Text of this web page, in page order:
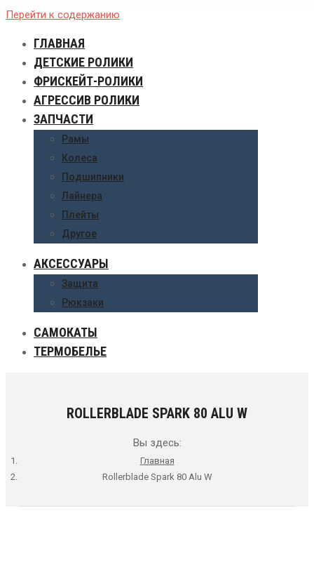
Перейти к содержанию
ГЛАВНАЯ
ДЕТСКИЕ РОЛИКИ
ФРИСКЕЙТ-РОЛИКИ
АГРЕССИВ РОЛИКИ
ЗАПЧАСТИ
Рамы
Колеса
Подшипники
Лайнера
Плейты
Другое
АКСЕССУАРЫ
Защита
Рюкзаки
САМОКАТЫ
ТЕРМОБЕЛЬЕ
ROLLERBLADE SPARK 80 ALU W
Вы здесь:
Главная
Rollerblade Spark 80 Alu W